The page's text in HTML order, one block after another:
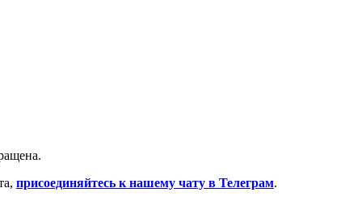
присоединяйтесь к нашему чату в Телеграм.